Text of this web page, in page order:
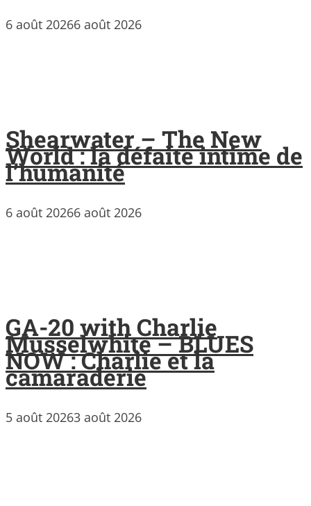
6 août 20266 août 2026
Shearwater – The New
World : la défaite intime de
l’humanité
6 août 20266 août 2026
GA-20 with Charlie
Musselwhite – BLUES
NOW : Charlie et la
camaraderie
5 août 20263 août 2026